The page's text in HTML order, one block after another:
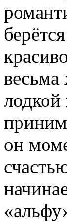
лодкой
он